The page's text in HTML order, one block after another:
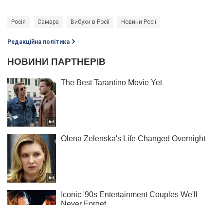
Росія Самара Вибухи в Росії Новини Росії
Редакційна політика